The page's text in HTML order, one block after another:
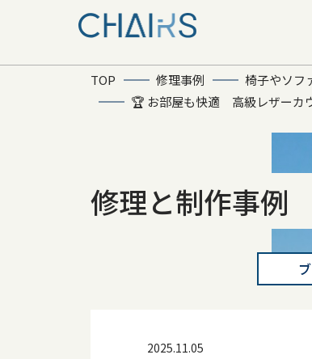
TOP 修理事例 椅子やソフ
🏆 お部屋も快適 高級レザーカ
修理と制作事例
2025.11.05